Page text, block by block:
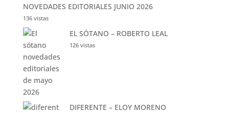
NOVEDADES EDITORIALES JUNIO 2026
136 vistas
EL SÓTANO – ROBERTO LEAL
126 vistas
DIFERENTE – ELOY MORENO